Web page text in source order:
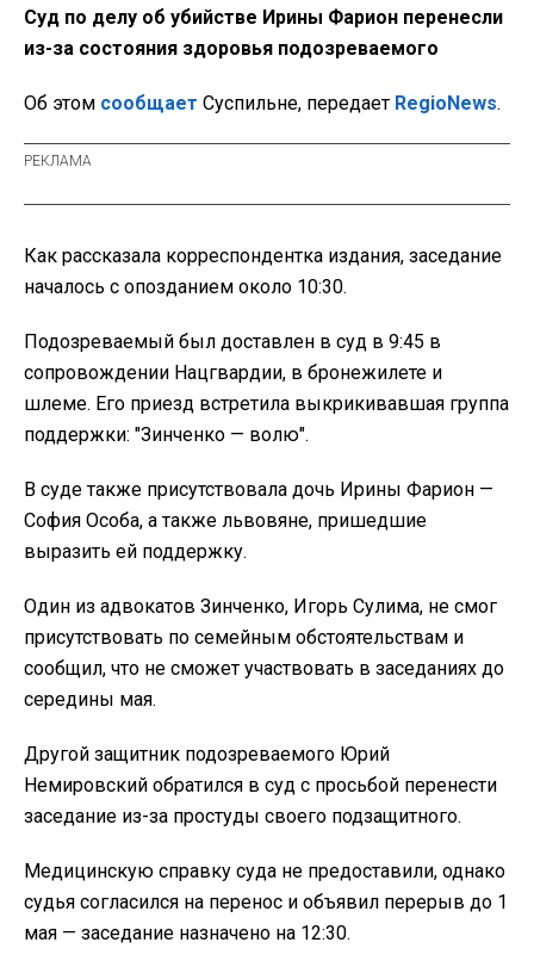
Суд по делу об убийстве Ирины Фарион перенесли
из-за состояния здоровья подозреваемого
Об этом сообщает Суспильне, передает RegioNews.
Как рассказала корреспондентка издания, заседание
началось с опозданием около 10:30.
Подозреваемый был доставлен в суд в 9:45 в
сопровождении Нацгвардии, в бронежилете и
шлеме. Его приезд встретила выкрикивавшая группа
поддержки: "Зинченко — волю".
В суде также присутствовала дочь Ирины Фарион —
София Особа, а также львовяне, пришедшие
выразить ей поддержку.
Один из адвокатов Зинченко, Игорь Сулима, не смог
присутствовать по семейным обстоятельствам и
сообщил, что не сможет участвовать в заседаниях до
середины мая.
Другой защитник подозреваемого Юрий
Немировский обратился в суд с просьбой перенести
заседание из-за простуды своего подзащитного.
Медицинскую справку суда не предоставили, однако
судья согласился на перенос и объявил перерыв до 1
мая — заседание назначено на 12:30.